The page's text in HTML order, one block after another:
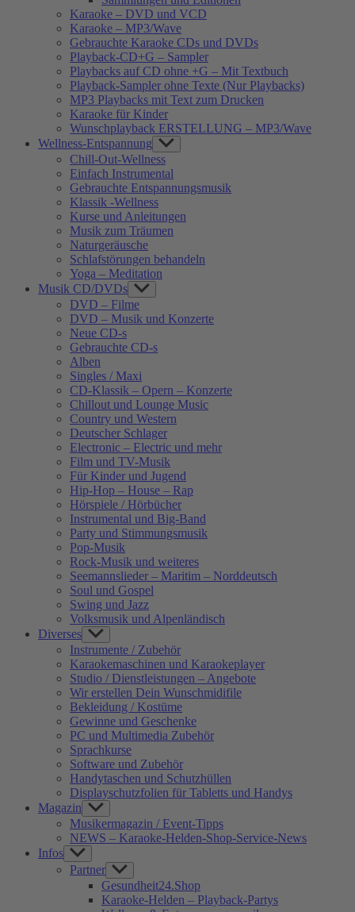
Karaoke – DVD und VCD
Karaoke – MP3/Wave
Gebrauchte Karaoke CDs und DVDs
Playback-CD+G – Sampler
Playbacks auf CD ohne +G – Mit Textbuch
Playback-Sampler ohne Texte (Nur Playbacks)
MP3 Playbacks mit Text zum Drucken
Karaoke für Kinder
Wunschplayback ERSTELLUNG – MP3/Wave
Wellness-Entspannung Show
sub
menu
Chill-Out-Wellness
Einfach Instrumental
Gebrauchte Entspannungsmusik
Klassik -Wellness
Kurse und Anleitungen
Musik zum Träumen
Naturgeräusche
Schlafstörungen behandeln
Yoga – Meditation
Musik CD/DVDs Show
sub
menu
DVD – Filme
DVD – Musik und Konzerte
Neue CD-s
Gebrauchte CD-s
Alben
Singles / Maxi
CD-Klassik – Opern – Konzerte
Chillout und Lounge Music
Country und Western
Deutscher Schlager
Electronic – Electric und mehr
Film und TV-Musik
Für Kinder und Jugend
Hip-Hop – House – Rap
Hörspiele / Hörbücher
Instrumental und Big-Band
Party und Stimmungsmusik
Pop-Musik
Rock-Musik und weiteres
Seemannslieder – Maritim – Norddeutsch
Soul und Gospel
Swing und Jazz
Volksmusik und Alpenländisch
Diverses Show
sub
menu
Instrumente / Zubehör
Karaokemaschinen und Karaokeplayer
Studio / Dienstleistungen – Angebote
Wir erstellen Dein Wunschmidifile
Bekleidung / Kostüme
Gewinne und Geschenke
PC und Multimedia Zubehör
Sprachkurse
Software und Zubehör
Handytaschen und Schutzhüllen
Displayschutzfolien für Tabletts und Handys
Magazin Show
sub
menu
Musikermagazin / Event-Tipps
NEWS – Karaoke-Helden-Shop-Service-News
Infos Show
sub
menu
Partner Show
sub
menu
Gesundheit24.Shop
Karaoke-Helden – Playback-Partys